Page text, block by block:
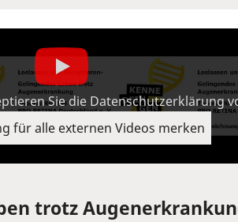
trotz
Sie die Datenschutzerklärung
für alle externen Videos merken